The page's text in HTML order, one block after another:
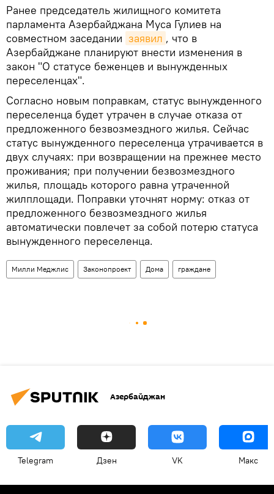
Ранее председатель жилищного комитета
парламента Азербайджана Муса Гулиев на
совместном заседании заявил , что в
Азербайджане планируют внести изменения в
закон "О статусе беженцев и вынужденных
переселенцах".
Согласно новым поправкам, статус вынужденного
переселенца будет утрачен в случае отказа от
предложенного безвозмездного жилья. Сейчас
статус вынужденного переселенца утрачивается в
двух случаях: при возвращении на прежнее место
проживания; при получении безвозмездного
жилья, площадь которого равна утраченной
жилплощади. Поправки уточнят норму: отказ от
предложенного безвозмездного жилья
автоматически повлечет за собой потерю статуса
вынужденного переселенца.
Милли Меджлис Законопроект Дома граждане
Азербайджан
Telegram Дзен VK Макс